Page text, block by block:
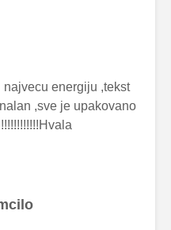
energiju ,tekst
,sve je upakovano